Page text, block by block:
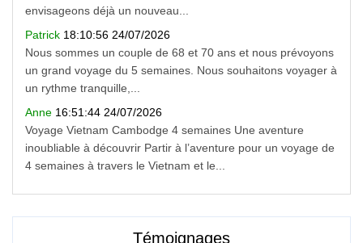
envisageons déjà un nouveau...
Patrick 18:10:56 24/07/2026
Nous sommes un couple de 68 et 70 ans et nous prévoyons
un grand voyage du 5 semaines. Nous souhaitons voyager à
un rythme tranquille,...
Anne 16:51:44 24/07/2026
Voyage Vietnam Cambodge 4 semaines Une aventure
inoubliable à découvrir Partir à l’aventure pour un voyage de
4 semaines à travers le Vietnam et le...
Témoignages